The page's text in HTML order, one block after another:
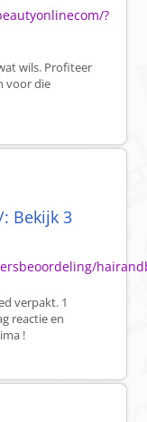
?
wils. Profiteer
voor die
Bekijk 3
verpakt. 1
reactie en
!